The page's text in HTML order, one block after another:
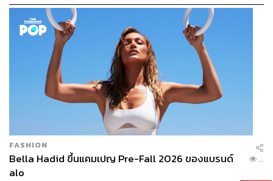
FASHION
Bella Hadid ขึ้นแคมเปญ Pre-Fall 2026 ของแบรนด์
alo
...